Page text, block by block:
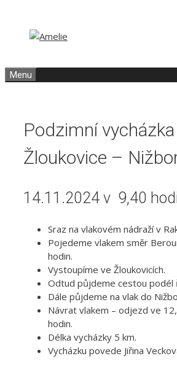
obsah
obsah
Menu
Podzimní vycházka
Žloukovice –
14.11.2024 v 9,40
Sraz na vlakovém nádraží v
Pojedeme vlakem směr
hodin.
Vystoupíme ve Žloukovicích.
Odtud půjdeme cestou podél
Dále půjdeme na vlak do
Návrat vlakem – odjezd ve
hodin.
Délka vycházky 5 km.
Vycházku povede Jiřina